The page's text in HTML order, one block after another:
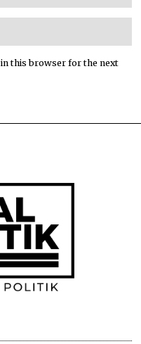
in this browser for the next